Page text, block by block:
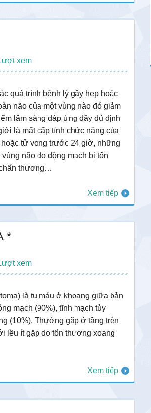
quá trình bệnh lý gây hẹp hoặc
não của một vùng nào đó giảm
lâm sàng đáp ứng đầy đủ định
là mất cấp tính chức năng của
tử vong trước 24 giờ, những
não do động mạch bị tổn
thương…
Xem tiếp
*
là tụ máu ở khoang giữa bản
mạch (90%), tĩnh mạch tủy
(10%). Thường gặp ở tầng trên
lều ít gặp do tổn thương xoang
Xem tiếp